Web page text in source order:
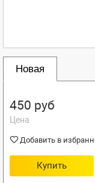
Новая
450 руб
Цена
Добавить в
Купить